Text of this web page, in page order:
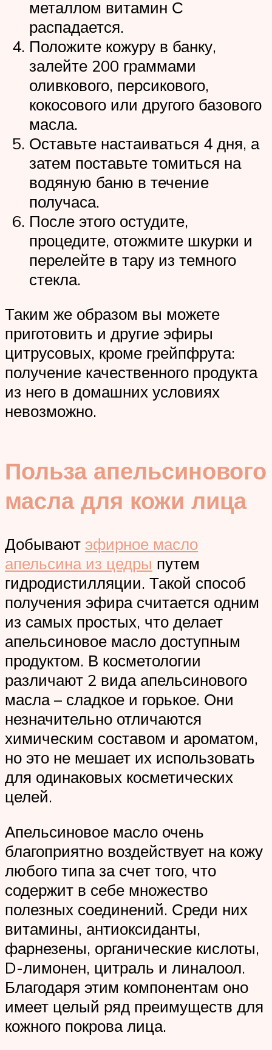
металлом витамин С
распадается.
Положите кожуру в банку,
залейте 200 граммами
оливкового, персикового,
кокосового или другого базового
масла.
Оставьте настаиваться 4 дня, а
затем поставьте томиться на
водяную баню в течение
получаса.
После этого остудите,
процедите, отожмите шкурки и
перелейте в тару из темного
стекла.
Таким же образом вы можете
приготовить и другие эфиры
цитрусовых, кроме грейпфрута:
получение качественного продукта
из него в домашних условиях
невозможно.
Польза апельсинового
масла для кожи лица
Добывают эфирное масло
апельсина из цедры путем
гидродистилляции. Такой способ
получения эфира считается одним
из самых простых, что делает
апельсиновое масло доступным
продуктом. В косметологии
различают 2 вида апельсинового
масла – сладкое и горькое. Они
незначительно отличаются
химическим составом и ароматом,
но это не мешает их использовать
для одинаковых косметических
целей.
Апельсиновое масло очень
благоприятно воздействует на кожу
любого типа за счет того, что
содержит в себе множество
полезных соединений. Среди них
витамины, антиоксиданты,
фарнезены, органические кислоты,
D-лимонен, цитраль и линалоол.
Благодаря этим компонентам оно
имеет целый ряд преимуществ для
кожного покрова лица.